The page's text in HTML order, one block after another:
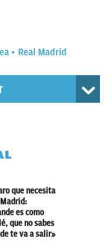
Real Madrid
que necesita
es como
que no sabes
te va a salir»